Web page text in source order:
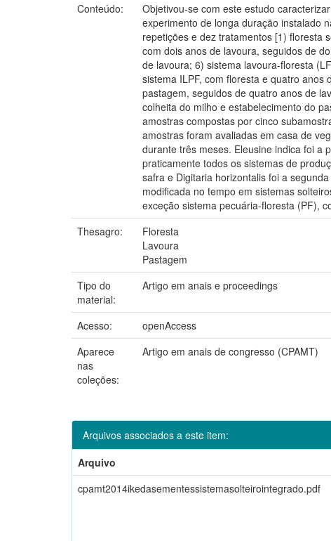
Conteúdo:
Objetivou-se com este estudo
experimento de longa duração instalado
repetições e dez tratamentos [1) floresta
com dois anos de lavoura, seguidos de
de lavoura; 6) sistema lavoura-floresta
sistema ILPF, com floresta e quatro
pastagem, seguidos de quatro anos de
colheita do milho e estabelecimento do
amostras compostas por cinco
amostras foram avaliadas em casa de
durante três meses. Eleusine indica foi a
praticamente todos os sistemas de
safra e Digitaria horizontalis foi a
modificada no tempo em sistemas
exceção sistema pecuária-floresta (PF),
Thesagro:
Floresta
Lavoura
Pastagem
Tipo do
material:
Artigo em anais e proceedings
Acesso:
openAccess
Aparece
nas
coleções:
Artigo em anais de congresso (CPAMT)
Arquivos associados a este item:
Arquivo
cpamt2014ikedasementessistemasolteirointegrado.pdf